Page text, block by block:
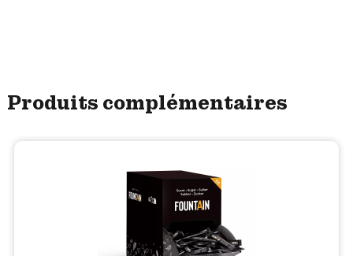
Produits complémentaires